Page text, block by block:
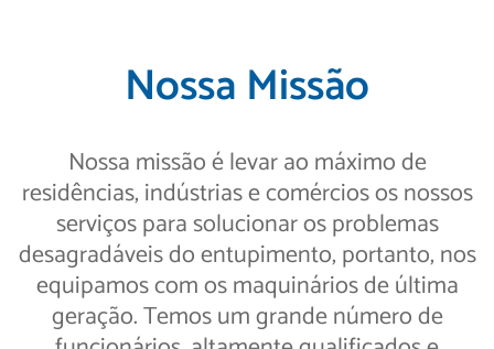
Nossa Missão
Nossa missão é levar ao máximo de
residências, indústrias e comércios os nossos
serviços para solucionar os problemas
desagradáveis do entupimento, portanto, nos
equipamos com os maquinários de última
geração. Temos um grande número de